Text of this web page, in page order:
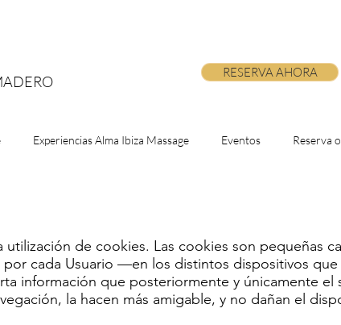
RESERVA AHORA
Experiencias Alma Ibiza Massage Eventos Reserva
de cookies. Las cookies son pequeñas
cada Usuario —en los distintos dispositivos
información que posteriormente y únicamente el
la hacen más amigable, y no dañan el